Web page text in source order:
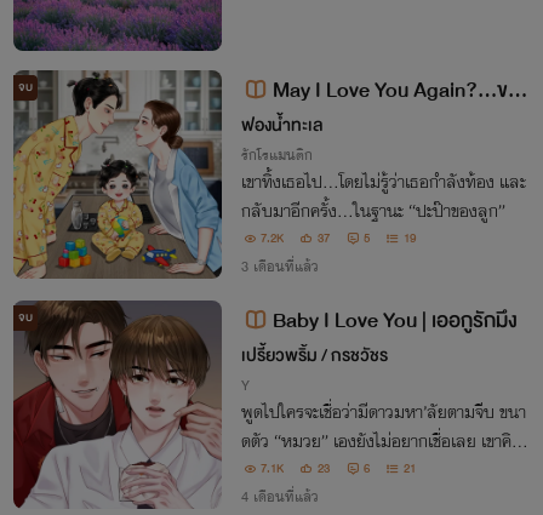
จบ
May I Love You Again?...ขอรั
กเธออีกสักครั้ง
ฟองน้ำทะเล
รักโรแมนติก
เขาทิ้งเธอไป…โดยไม่รู้ว่าเธอกำลังท้อง และ
กลับมาอีกครั้ง…ในฐานะ “ปะป๊าของลูก”
7.2K 37 5 19
3 เดือนที่แล้ว
จบ Baby I Love You | เออกูรักมึง
เปรี้ยวพริ้ม / กรชวัชร
Y
พูดไปใครจะเชื่อว่ามีดาวมหา’ลัยตามจีบ ขนา
ดตัว “หมวย” เองยังไม่อยากเชื่อเลย เขาคิดว่
าต้องโดนแกล้งแน่ ๆ แถมปากคนจีบยังหมา
สุด ๆ
7.1K 23 6 21
4 เดือนที่แล้ว